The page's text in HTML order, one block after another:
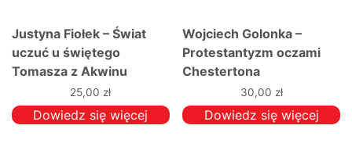
Justyna Fiołek – Świat
uczuć u świętego
Tomasza z Akwinu
25,00 zł
Dowiedz się więcej
Wojciech Golonka –
Protestantyzm oczami
Chestertona
30,00 zł
Dowiedz się więcej